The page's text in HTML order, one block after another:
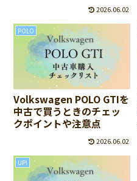
2026.06.02
POLO
Volkswagen POLO GTIを
中古で買うときのチェッ
クポイントや注意点
2026.06.02
UP!